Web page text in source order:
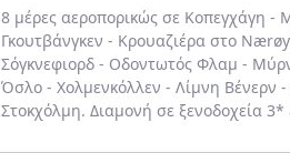
8 μέρες αεροπορικώς σε Κοπεγχάγη -
Γκουτβάνγκεν - Κρουαζιέρα στο
Σόγκνεφιορδ - Οδοντωτός Φλαμ -
Όσλο - Χολμενκόλλεν - Λίμνη Βένερν
Στοκχόλμη. Διαμονή σε ξενοδοχεία